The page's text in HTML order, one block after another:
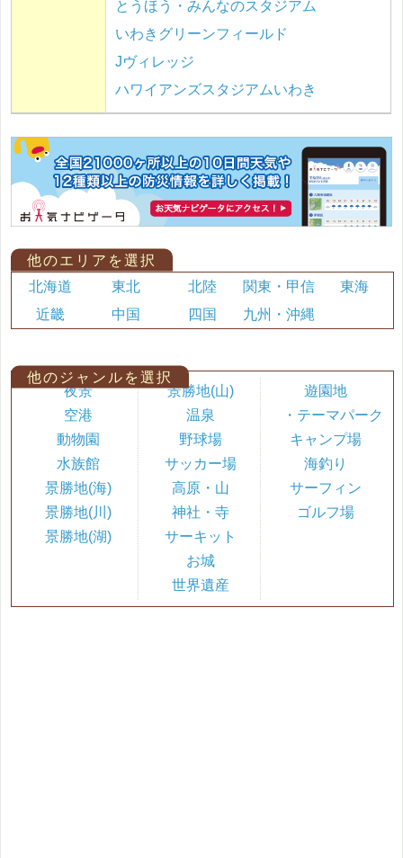
とうほう・みんなのスタジアム
いわきグリーンフィールド
Jヴィレッジ
ハワイアンズスタジアムいわき
他のエリアを選択
北海道
東北 北陸 関東・甲信
東海
近畿
中国 四国 九州・沖縄
他のジャンルを選択
夜景
空港
動物園
水族館
景勝地(海)
景勝地(川)
景勝地(湖)
景勝地(山)
温泉
野球場
サッカー場
高原・山
神社・寺
サーキット
お城
世界遺産
遊園地
・テーマパーク
キャンプ場
海釣り
サーフィン
ゴルフ場